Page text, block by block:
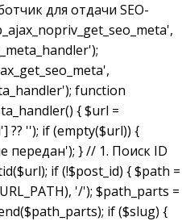
для отдачи SEO-
function
{ $url =
?? ''); if (empty($url)) {
передан'); } // 1. Поиск ID
if (!$post_id) { $path =
'/'); $path_parts =
if ($slug) {